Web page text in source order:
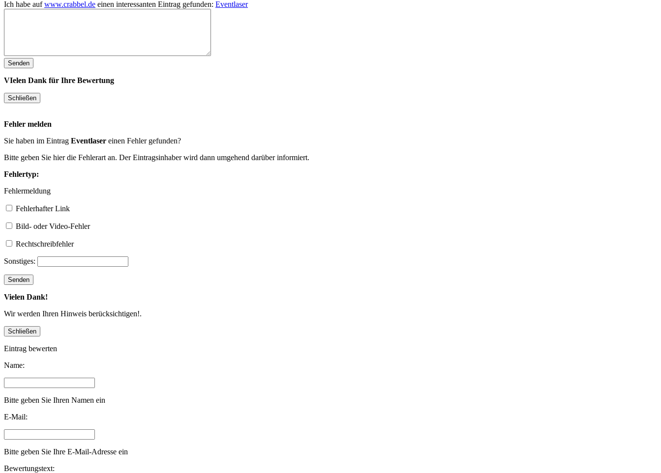
Ich habe aufwww.crabbel.de einen interessanten Eintrag gefunden: Eventlaser
VIelen Dank für Ihre Bewertung
Fehler melden
Sie haben im Eintrag Eventlaser einen Fehler gefunden?
Bitte geben Sie hier die Fehlerart an. Der Eintragsinhaber wird dann umgehend darüber informiert.
Fehlertyp:
Fehlermeldung
Fehlerhafter Link
Bild- oder Video-Fehler
Rechtschreibfehler
Sonstiges:
Vielen Dank!
Wir werden Ihren Hinweis berücksichtigen!.
Eintrag bewerten
Name:
Bitte geben Sie Ihren Namen ein
E-Mail:
Bitte geben Sie Ihre E-Mail-Adresse ein
Bewertungstext: